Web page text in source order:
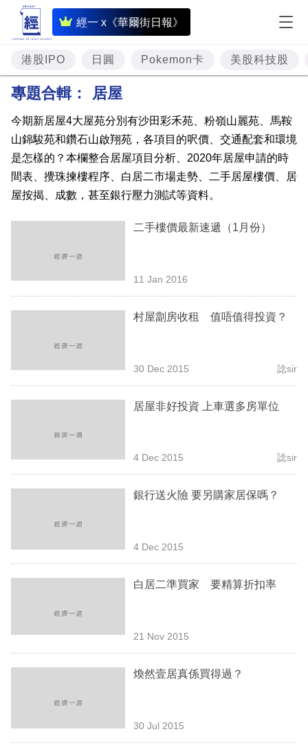
經一 x《華爾街日報》
即
時
財
經
題
投
資
樓
市
商
活
時
港股IPO 日圓 Pokemon卡 美股科技股
專題合輯： 居屋
今期新居屋4大屋苑分別有沙田彩禾苑、粉嶺山麗苑、馬鞍
山錦駿苑和鑽石山啟翔苑，各項目的呎價、交通配套和環境
是怎樣的？本欄整合居屋項目分析、2020年居屋申請的時
間表、攪珠揀樓程序、白居二市場走勢、二手居屋樓價、居
屋按揭、成數，甚至銀行壓力測試等資料。
二手樓價最新速遞（1月份）
11 Jan 2016
村屋劏房收租 值唔值得投資？
30 Dec 2015 諗sir
居屋非好投資 上車選多房單位
4 Dec 2015 諗sir
銀行送火險 要另購家居保嗎？
4 Dec 2015
白居二準買家 要精算折扣率
21 Nov 2015
煥然壹居真係買得過？
30 Jul 2015